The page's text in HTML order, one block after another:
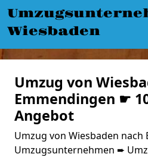
Wiesbaden
Umzug von
Emmendingen ☛
Angebot
Umzug von Wiesbaden nach
Umzugsunternehmen ➨